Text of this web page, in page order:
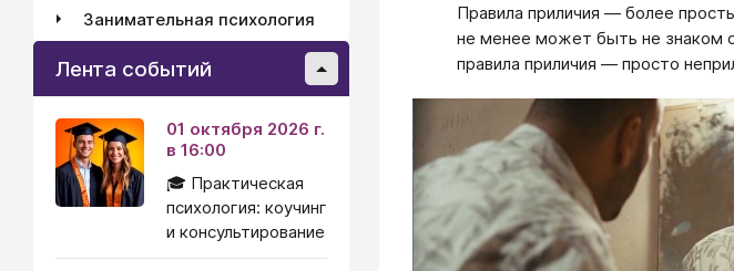
Правила приличия — более
не менее может быть не знаком с
правила приличия — просто
Занимательная психология
Лента событий
01 октября 2026 г.
в 16:00
🎓 Практическая
психология: коучинг
и консультирование